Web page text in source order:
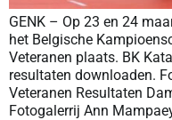
GENK – Op 23 en 24
het Belgische
Veteranen plaats. BK
resultaten downloaden.
Veteranen Resultaten
Fotogalerrij Ann